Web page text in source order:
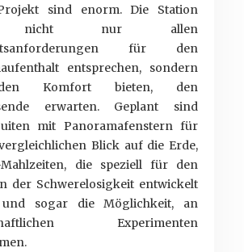
sind enorm. Die Station
nicht nur allen
für den
entsprechen, sondern
Komfort bieten, den
erwarten. Geplant sind
mit Panoramafenstern für
Blick auf die Erde,
Mahlzeiten, die speziell für den
der Schwerelosigkeit entwickelt
sogar die Möglichkeit, an
Experimenten